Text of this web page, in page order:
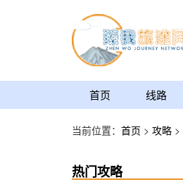
首页 线路
当前位置： 首页 > 攻略 >
热门攻略